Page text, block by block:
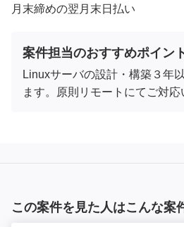
月末締めの翌月末日払い
案件担当のおすすめポイン
Linuxサーバの設計・構築３年
ます。原則リモートにてご対応
この案件を見た人はこんな案